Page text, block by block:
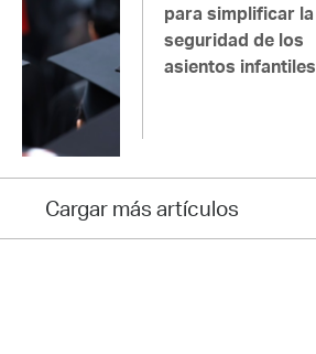
para simplificar la
seguridad de los
asientos infantiles
Cargar más artículos